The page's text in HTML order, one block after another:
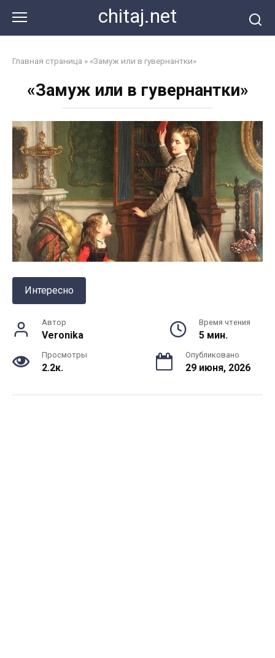
контенту
chitaj.net
Главная страница » «Замуж или в гувернантки»
«Замуж или в гувернантки»
Интересно
Автор
Veronika
Время чтения
5 мин.
Просмотры
2.2к.
Опубликовано
29 июня, 2026